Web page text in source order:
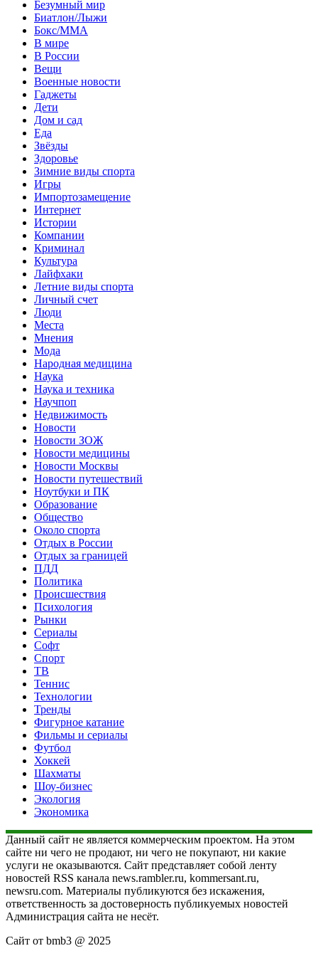
Безумный мир
Биатлон/Лыжи
Бокс/MMA
В мире
В России
Вещи
Военные новости
Гаджеты
Дети
Дом и сад
Еда
Звёзды
Здоровье
Зимние виды спорта
Игры
Импортозамещение
Интернет
Истории
Компании
Криминал
Культура
Лайфхаки
Летние виды спорта
Личный счет
Люди
Места
Мнения
Мода
Народная медицина
Наука
Наука и техника
Научпоп
Недвижимость
Новости
Новости ЗОЖ
Новости медицины
Новости Москвы
Новости путешествий
Ноутбуки и ПК
Образование
Общество
Около спорта
Отдых в России
Отдых за границей
ПДД
Политика
Происшествия
Психология
Рынки
Сериалы
Софт
Спорт
ТВ
Теннис
Технологии
Тренды
Фигурное катание
Фильмы и сериалы
Футбол
Хоккей
Шахматы
Шоу-бизнес
Экология
Экономика
Данный сайт не является коммерческим проектом. На этом
сайте ни чего не продают, ни чего не покупают, ни какие
услуги не оказываются. Сайт представляет собой ленту
новостей RSS канала news.rambler.ru, kommersant.ru,
newsru.com. Материалы публикуются без искажения,
ответственность за достоверность публикуемых новостей
Администрация сайта не несёт.
Сайт от bmb3 @ 2025